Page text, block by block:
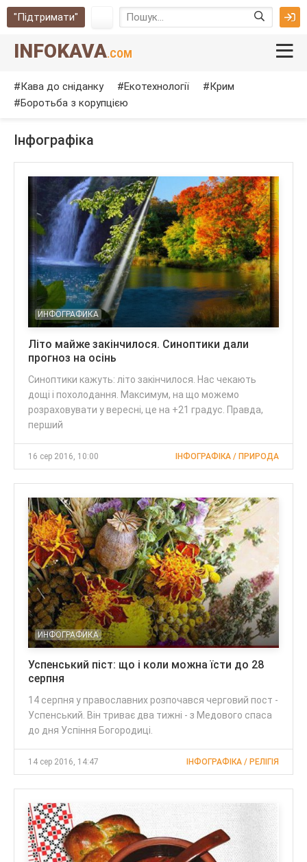
"Підтримати"
INFOKAVA.COM
Кава до сніданку Екотехнології
Крим
Боротьба з корупцією
Інфографіка
ИНФОГРАФИКА
Літо майже закінчилося. Синоптики дали
прогноз на осінь
Синоптики кажуть: літо закінчилося. Нас чекають
дощі і похолодання. Максимум, на що можемо
розраховувати у вересні, це на +21 градус. Правда,
перший
16 сер 2016, 10:00 ІНФОГРАФІКА / ПРИРОДА
ИНФОГРАФИКА
Успенський піст: що і коли можна їсти до 28
серпня
14 серпня у православних розпочався черговий пост -
Успенський. Він триває два тижні - з Медового спаса
до дня Успіння Богородиці.
14 сер 2016, 14:47 ІНФОГРАФІКА / РЕЛІГІЯ